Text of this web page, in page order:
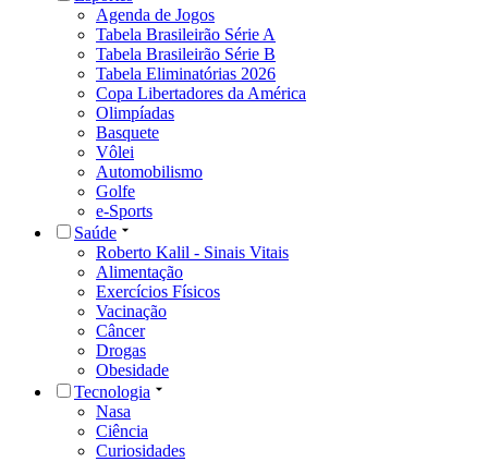
Agenda de Jogos
Tabela Brasileirão Série A
Tabela Brasileirão Série B
Tabela Eliminatórias 2026
Copa Libertadores da América
Olimpíadas
Basquete
Vôlei
Automobilismo
Golfe
e-Sports
Saúde
Roberto Kalil - Sinais Vitais
Alimentação
Exercícios Físicos
Vacinação
Câncer
Drogas
Obesidade
Tecnologia
Nasa
Ciência
Curiosidades